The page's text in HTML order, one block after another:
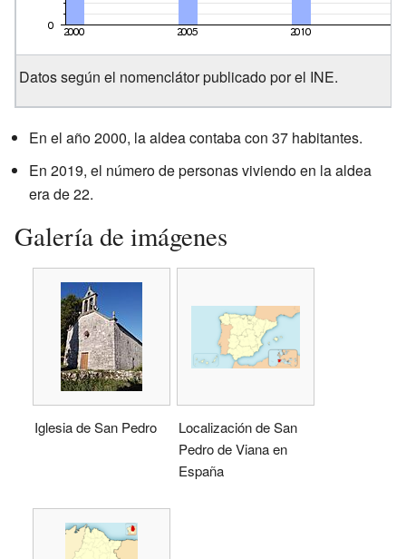
Datos según el nomenclátor publicado por el INE.
En el año 2000, la aldea contaba con 37 habitantes.
En 2019, el número de personas viviendo en la aldea
era de 22.
Galería de imágenes
Iglesia de San Pedro
Localización de San
Pedro de Viana en
España